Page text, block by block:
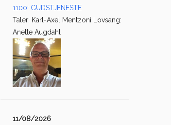
1100: GUDSTJENESTE
Taler: Karl-Axel Mentzoni Lovsang:
Anette Augdahl
11/08/2026